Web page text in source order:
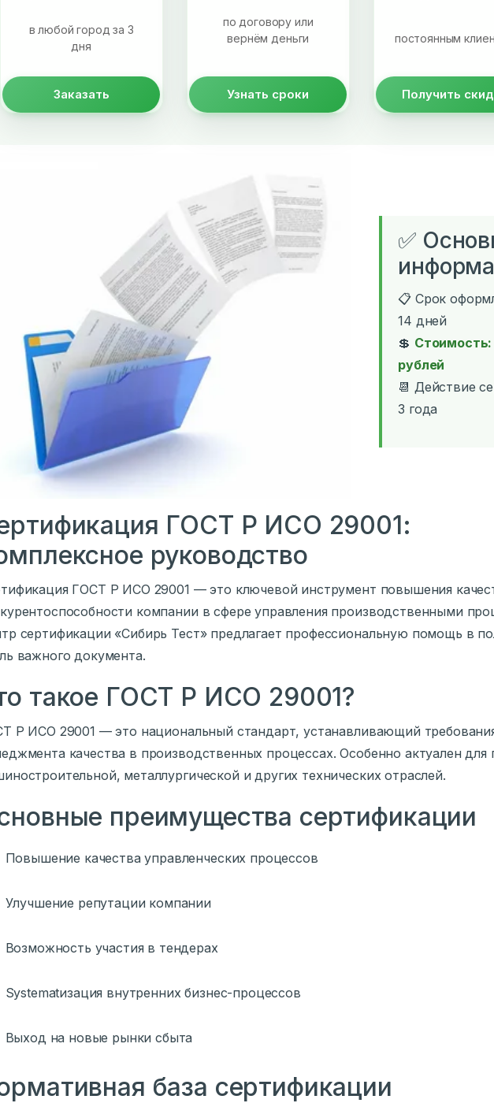
в любой город за 3
дня
Заказать
по договору или
вернём деньги
Узнать сроки
постоянным
Получить
✅
📋 Срок
14 дней
💲 Стоимость:
рублей
📆 Действие
3 года
ГОСТ Р ИСО 29001:
руководство
ГОСТ Р ИСО 29001 — это ключевой инструмент повышения
компании в сфере управления производственными
сертификации «Сибирь Тест» предлагает профессиональную помощь в
важного документа.
такое ГОСТ Р ИСО 29001?
Р ИСО 29001 — это национальный стандарт, устанавливающий
качества в производственных процессах. Особенно актуален для
металлургической и других технических отраслей.
преимущества сертификации
Повышение качества управленческих процессов
Улучшение репутации компании
Возможность участия в тендерах
Systematизация внутренних бизнес-процессов
Выход на новые рынки сбыта
база сертификации